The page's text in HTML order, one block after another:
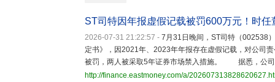
ST司特因年报虚假记载被罚600万元！时任
2026-07-31 21:22:57 - 7月31日晚间，ST司特（002538
定书》，因2021年、2023年年报存在虚假记载，对公司
被罚，两人被采取5年证券市场禁入措施。 据悉，公
http://finance.eastmoney.com/a/